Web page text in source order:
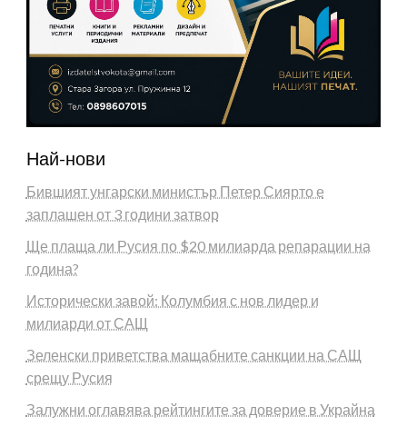
Най-нови
Бившият унгарски министър Петер Сиярто е
заплашен от 3 години затвор
Ще плаща ли Русия по $20 милиарда репарации на
година?
Исторически завой: Колумбия с нов лидер и
милиарди от САЩ
Зеленски приветства мащабните санкции на САЩ
срещу Русия
Залужни оглавява рейтингите за доверие в Украйна